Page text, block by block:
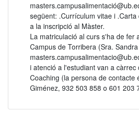
següent: .Currículum vitae i
a la inscripció al Màster.
La matriculació al curs s'ha de fer
Campus de Torribera (Sra.
i atenció a l'estudiant van a càrrec
Coaching (la persona de contacte
Giménez, 932 503 858 o 601 203